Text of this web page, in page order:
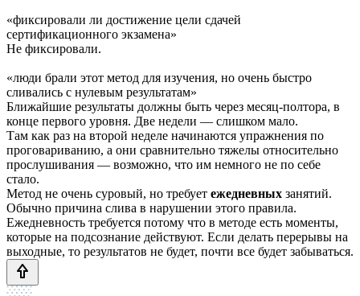
«фиксировали ли достижение цели сдачей
сертификационного экзамена»
Не фиксировали.
«люди брали этот метод для изучения, но очень быстро
сливались с нулевым результатам»
Ближайшие результаты должны быть через месяц-полтора, в
конце первого уровня. Две недели — слишком мало.
Там как раз на второй неделе начинаются упражнения по
проговариванию, а они сравнительно тяжелы относительно
прослушивания — возможно, что им немного не по себе
стало.
Метод не очень суровый, но требует ежедневных занятий.
Обычно причина слива в нарушении этого правила.
Ежедневность требуется потому что в методе есть моменты,
которые на подсознание действуют. Если делать перерывы на
выходные, то результатов не будет, почти все будет забываться.